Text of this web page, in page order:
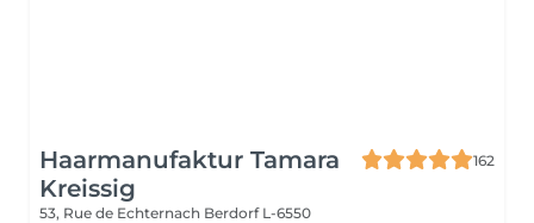
Haarmanufaktur Tamara
Kreissig
162
53, Rue de Echternach Berdorf L-6550